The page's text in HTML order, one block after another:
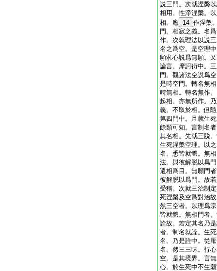
説三門。次就涅槃
相用。性淨涅槃。
相。應 14 作涅槃
門。相寂之義。名
作。次就理法以説
名之爲空。是空理
願求心説爲無願。
論言。摩訶衍中。
門。觀諸法空説爲
是時空門。轉名無
時無相。轉名無作
起相。亦無所作。
義。不取於相。但
第四門中。且就生
餘類可知。言制名
其名相。先就三脱
生死涅槃空理。以
名。悉皆就體。無
法。與彼解脱以爲
遣相爲目。無願門
彼解脱以爲門。故
受稱。次就三治制
死涅槃及空爲對治
然三空者。以理爲
皆就體。無相門者
詮故。若定其名乃
者。制名就詮。生
名。乃是詮中。從
名。然三三昧。行
空。是其境界。言
心。於生死中不生